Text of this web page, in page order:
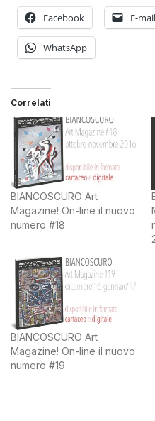
Facebook E-mail
WhatsApp
Correlati
BIANCOSCURO Art
Magazine! On-line il nuovo
numero #18
BIANCOSCURO Art
Magazine! On-line il nuovo
numero #19